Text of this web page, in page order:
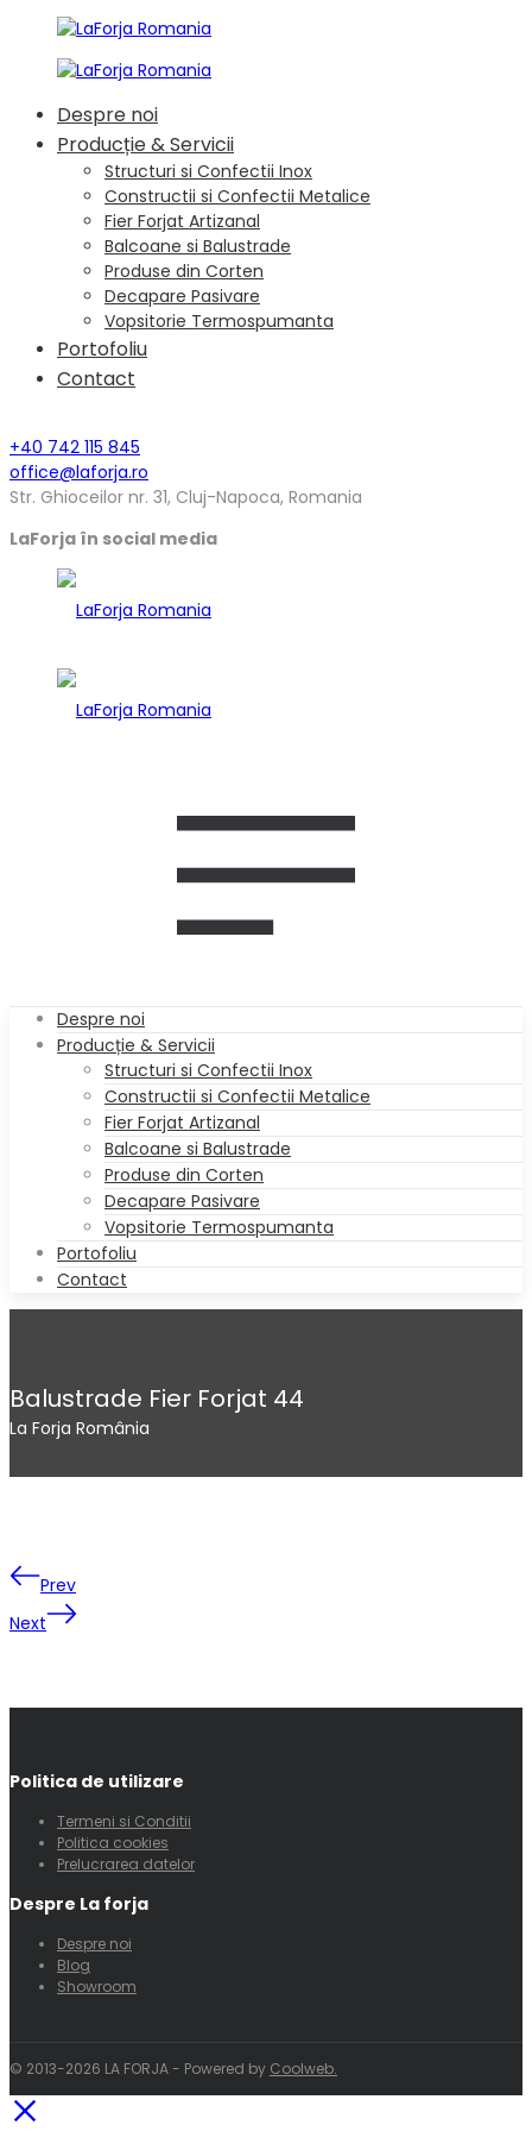
Despre noi
Producție & Servicii
Structuri si Confectii Inox
Constructii si Confectii Metalice
Fier Forjat Artizanal
Balcoane si Balustrade
Produse din Corten
Decapare Pasivare
Vopsitorie Termospumanta
Portofoliu
Contact
+40 742 115 845
office@laforja.ro
Str. Ghioceilor nr. 31, Cluj-Napoca, Romania
LaForja în social media
Despre noi
Producție & Servicii
Structuri si Confectii Inox
Constructii si Confectii Metalice
Fier Forjat Artizanal
Balcoane si Balustrade
Produse din Corten
Decapare Pasivare
Vopsitorie Termospumanta
Portofoliu
Contact
Balustrade Fier Forjat 44
La Forja România
Prev
Next
Politica de utilizare
Termeni si Conditii
Politica cookies
Prelucrarea datelor
Despre La forja
Despre noi
Blog
Showroom
© 2013-2026 LA FORJA - Powered by Coolweb.